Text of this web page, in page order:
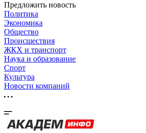
Предложить новость
Политика
Экономика
Общество
Происшествия
ЖКХ и транспорт
Наука и образование
Спорт
Культура
Новости компаний